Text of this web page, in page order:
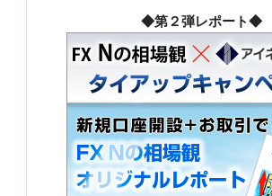
◆第２弾レポート◆